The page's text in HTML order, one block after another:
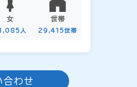
女
人
世帯
29,415世帯
合わせ